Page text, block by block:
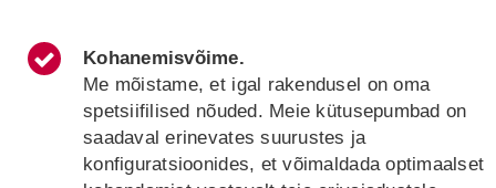
Kohanemisvõime.
Me mõistame, et igal rakendusel on oma
spetsiifilised nõuded. Meie kütusepumbad on
saadaval erinevates suurustes ja
konfiguratsioonides, et võimaldada optimaalset